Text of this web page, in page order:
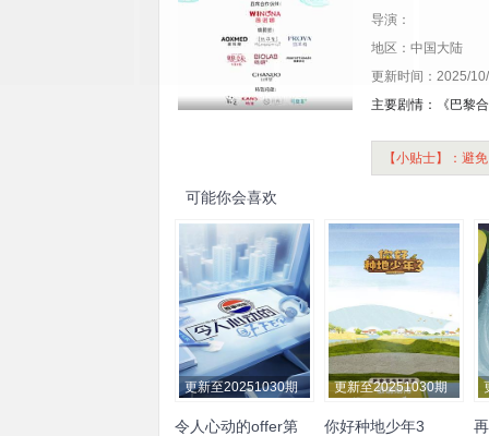
导演：
地区：中国大陆
更新时间：2025/
主要剧情：《巴黎
【小贴士】：避
可能你会喜欢
更新至20251030期
令人心动的offer第
更新至20251030期
你好种地少年3